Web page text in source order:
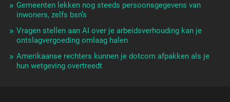
Gemeenten lekken nog steeds persoonsgegevens van
inwoners, zelfs bsn’s
Vragen stellen aan AI over je arbeidsverhouding kan je
ontslagvergoeding omlaag halen
Amerikaanse rechters kunnen je dotcom afpakken als je
hun wetgeving overtreedt